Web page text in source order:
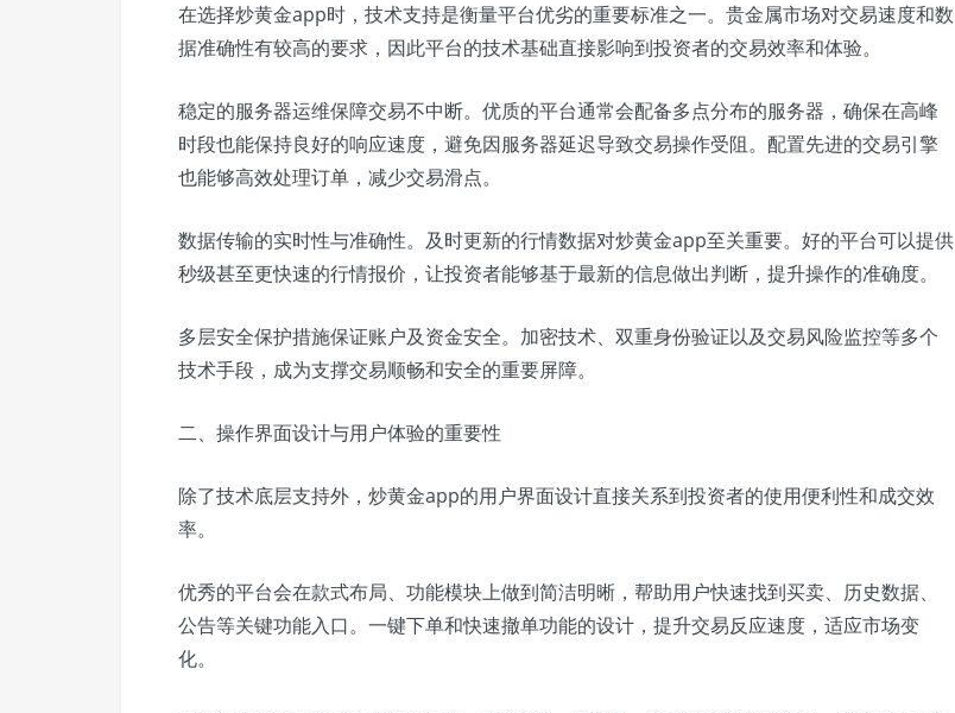
在选择炒黄金app时，技术支持是衡量平台优劣的重要标准之一。贵金属市场对交易速度和数
据准确性有较高的要求，因此平台的技术基础直接影响到投资者的交易效率和体验。
稳定的服务器运维保障交易不中断。优质的平台通常会配备多点分布的服务器，确保在高峰
时段也能保持良好的响应速度，避免因服务器延迟导致交易操作受阻。配置先进的交易引擎
也能够高效处理订单，减少交易滑点。
数据传输的实时性与准确性。及时更新的行情数据对炒黄金app至关重要。好的平台可以提供
秒级甚至更快速的行情报价，让投资者能够基于最新的信息做出判断，提升操作的准确度。
多层安全保护措施保证账户及资金安全。加密技术、双重身份验证以及交易风险监控等多个
技术手段，成为支撑交易顺畅和安全的重要屏障。
二、操作界面设计与用户体验的重要性
除了技术底层支持外，炒黄金app的用户界面设计直接关系到投资者的使用便利性和成交效
率。
优秀的平台会在款式布局、功能模块上做到简洁明晰，帮助用户快速找到买卖、历史数据、
公告等关键功能入口。一键下单和快速撤单功能的设计，提升交易反应速度，适应市场变
化。